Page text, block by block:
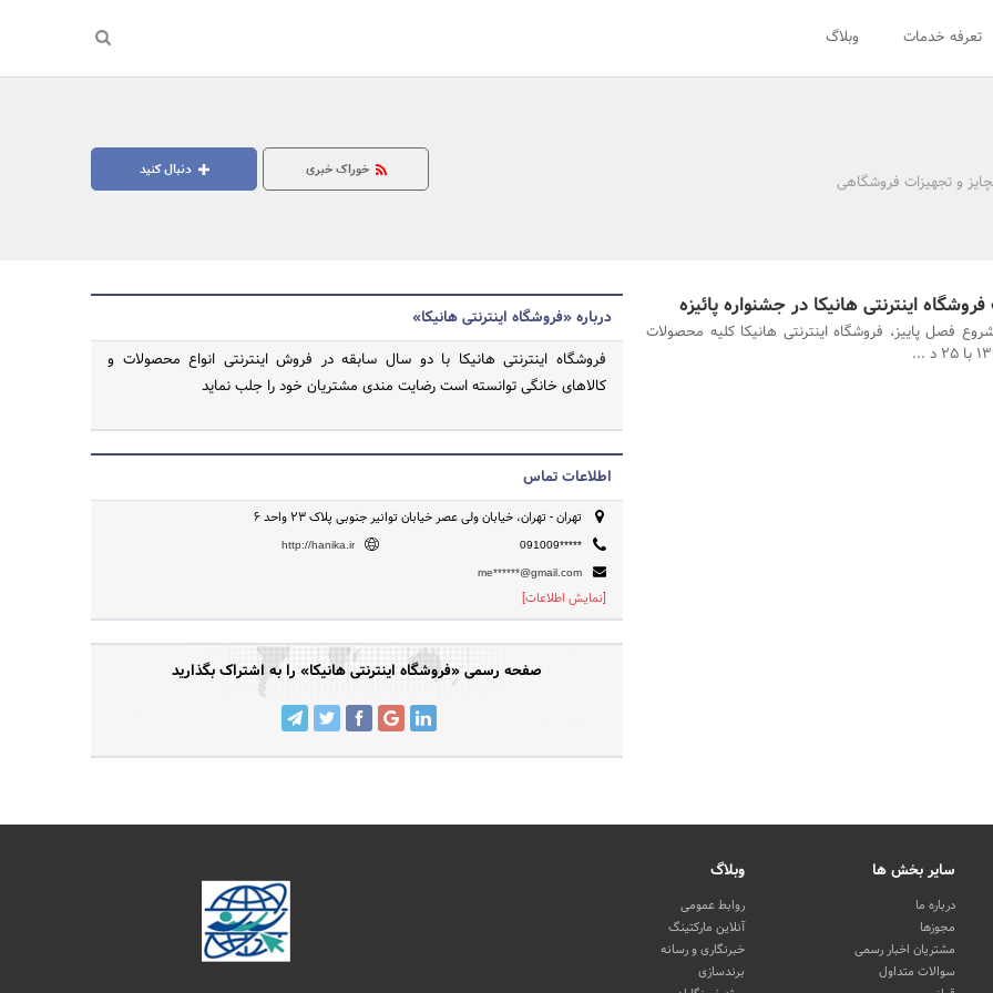
تعرفه خدمات وبلاگ
جستجو
و تجهیزات فروشگاهی
دنبال کنید خوراک خبری
فصل پاییز، فروشگاه اینترنتی هانیکا کلیه محصولات
درباره «فروشگاه اینترنتی هانیکا»
فروشگاه اینترنتی هانیکا با دو سال سابقه در فروش اینترنتی انواع محصولات و
کالاهای خانگی توانسته است رضایت مندی مشتریان خود را جلب نماید
اطلاعات تماس
تهران - تهران، خیابان ولی عصر خیابان توانیر جنوبی پلاک 23 واحد 6
091009*****
http://hanika.ir
me******@gmail.com
[نمایش اطلاعات]
صفحه رسمی «فروشگاه اینترنتی هانیکا» را به اشتراک بگذارید
سایر بخش ها
درباره ما
مجوزها
مشتریان اخبار رسمی
سوالات متداول
وبلاگ
روابط عمومی
آنلاین مارکتینگ
خبرنگاری و رسانه
برندسازی